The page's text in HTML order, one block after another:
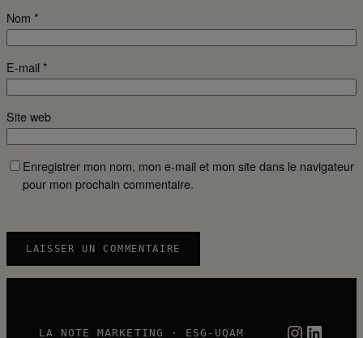
Nom *
E-mail *
Site web
Enregistrer mon nom, mon e-mail et mon site dans le navigateur
pour mon prochain commentaire.
LA NOTE MARKETING · ESG-UQAM